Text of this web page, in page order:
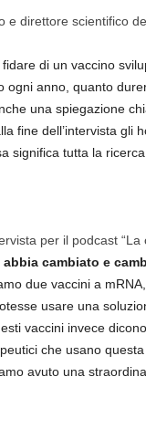
direttore scientifico
di un vaccino
anno, quanto
una spiegazione
fine dell’intervista gli
significa tutta la
per il podcast
cambiato e
due vaccini a
usare una
vaccini invece
che usano
avuto una